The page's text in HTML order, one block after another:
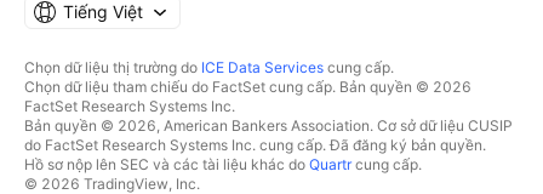
Tiếng Việt
Chọn dữ liệu thị trường do ICE Data Services cung cấp.
Chọn dữ liệu tham chiếu do FactSet cung cấp. Bản quyền © 2026
FactSet Research Systems Inc.
Bản quyền © 2026, American Bankers Association. Cơ sở dữ liệu CUSIP
do FactSet Research Systems Inc. cung cấp. Đã đăng ký bản quyền.
Hồ sơ nộp lên SEC và các tài liệu khác do Quartrcung cấp.
© 2026 TradingView, Inc.